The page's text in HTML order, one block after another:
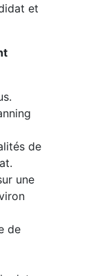
et
de
une
de